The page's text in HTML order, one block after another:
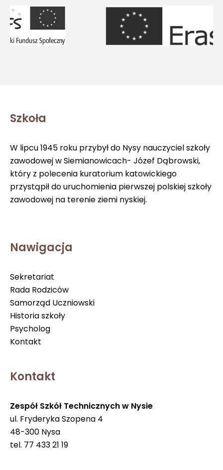
Szkoła
W lipcu 1945 roku przybył do Nysy nauczyciel szkoły
zawodowej w Siemianowicach- Józef Dąbrowski,
który z polecenia kuratorium katowickiego
przystąpił do uruchomienia pierwszej polskiej szkoły
zawodowej na terenie ziemi nyskiej.
Nawigacja
Sekretariat
Rada Rodziców
Samorząd Uczniowski
Historia szkoły
Psycholog
Kontakt
Kontakt
Zespół Szkół Technicznych w Nysie
ul. Fryderyka Szopena 4
48-300 Nysa
tel. 77 433 21 19